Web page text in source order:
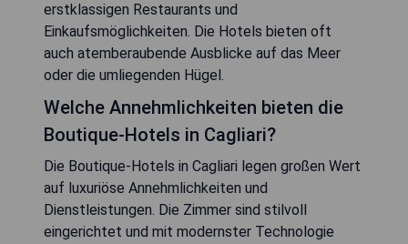
erstklassigen Restaurants und
Einkaufsmöglichkeiten. Die Hotels bieten oft
auch atemberaubende Ausblicke auf das Meer
oder die umliegenden Hügel.
Welche Annehmlichkeiten bieten die
Boutique-Hotels in Cagliari?
Die Boutique-Hotels in Cagliari legen großen Wert
auf luxuriöse Annehmlichkeiten und
Dienstleistungen. Die Zimmer sind stilvoll
eingerichtet und mit modernster Technologie